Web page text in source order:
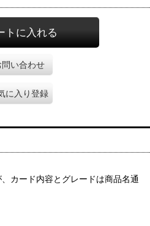
トに入れる
問い合わせ
に入り登録
カード内容とグレードは商品名通